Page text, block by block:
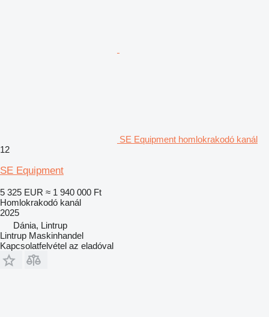
SE Equipment homlokrakodó kanál
12
SE Equipment
5 325 EUR ≈ 1 940 000 Ft
Homlokrakodó kanál
2025
Dánia, Lintrup
Lintrup Maskinhandel
Kapcsolatfelvétel az eladóval